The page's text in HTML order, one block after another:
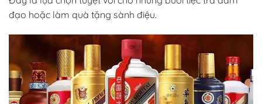
đạo hoặc làm quà tặng sành điệu.